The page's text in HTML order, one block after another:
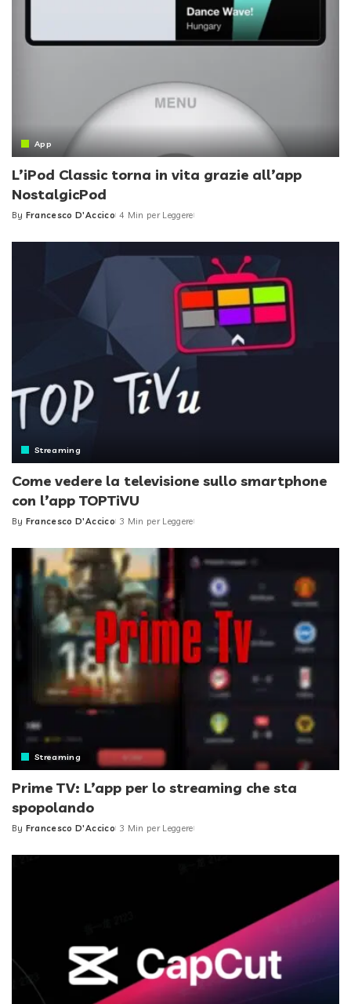
App
L’iPod Classic torna in vita grazie all’app
NostalgicPod
Posted
By Francesco D'Accico 4 Min per Leggere
Streaming
Come vedere la televisione sullo smartphone
con l’app TOPTiVU
Posted
By Francesco D'Accico 3 Min per Leggere
Streaming
Prime TV: L’app per lo streaming che sta
spopolando
Posted
By Francesco D'Accico 3 Min per Leggere